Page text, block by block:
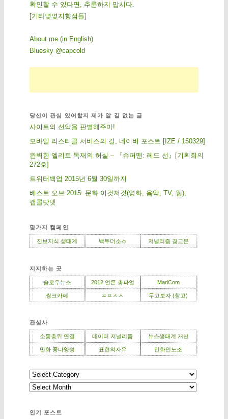
확인할 수 있다면, 추론하지 맙시다.
[기 타몇 몇 지 향점 들]
About me (in English)
Bluesky @capcold
당신이 관심 있어할지 제가 알 길 없는 글
사이트의 선악을 판별해주마!
모바일 리스티클 서비스의 길, 네이버 포스트 [IZE / 150329]
완벽한 엘리트 독재의 허실 – 『슈퍼맨: 레드 선』[기획회의
272호]
트위터백업 2015년 6월 30일까지
베스트 오브 2015: 문화 이것저것(영화, 음악, TV, 웹),
캡콜닷넷
몇가지 캠페인
진보지식 생태계 백투더소스 저널리즘 경고문
지지하는 곳
슬로우뉴스 2012 언론 총파업 MadCom
씽크카페 ㅍㅍㅅㅅ 두고보자 (창고)
관심사
소통층위 연결 데이터 저널리즘 뉴스생태계 개선
만화 종다양성 표현의자유 만화인노조
인기 포스트